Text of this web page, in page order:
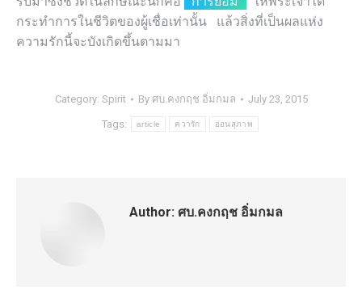
กระทำการในชีวิตของผู้เชื่อเท่านั้น แล้วสิ่งที่เป็นผลแห่ง
ความรักนี้จะบังเกิดขึ้นตามมา
Category: Spirit By ศบ.คงกฤช อิ่มกมล July 23, 2015
Tags: article ควารัก อ่อนสุภาพ
Author: ศบ.คงกฤช อิ่มกมล